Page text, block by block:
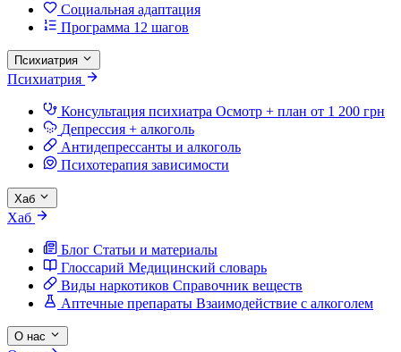
Социальная адаптация
Программа 12 шагов
Психиатрия
Психиатрия
Консультация психиатра Осмотр + план от 1 200 грн
Депрессия + алкоголь
Антидепрессанты и алкоголь
Психотерапия зависимости
Хаб
Хаб
Блог Статьи и материалы
Глоссарий Медицинский словарь
Виды наркотиков Справочник веществ
Аптечные препараты Взаимодействие с алкоголем
О нас